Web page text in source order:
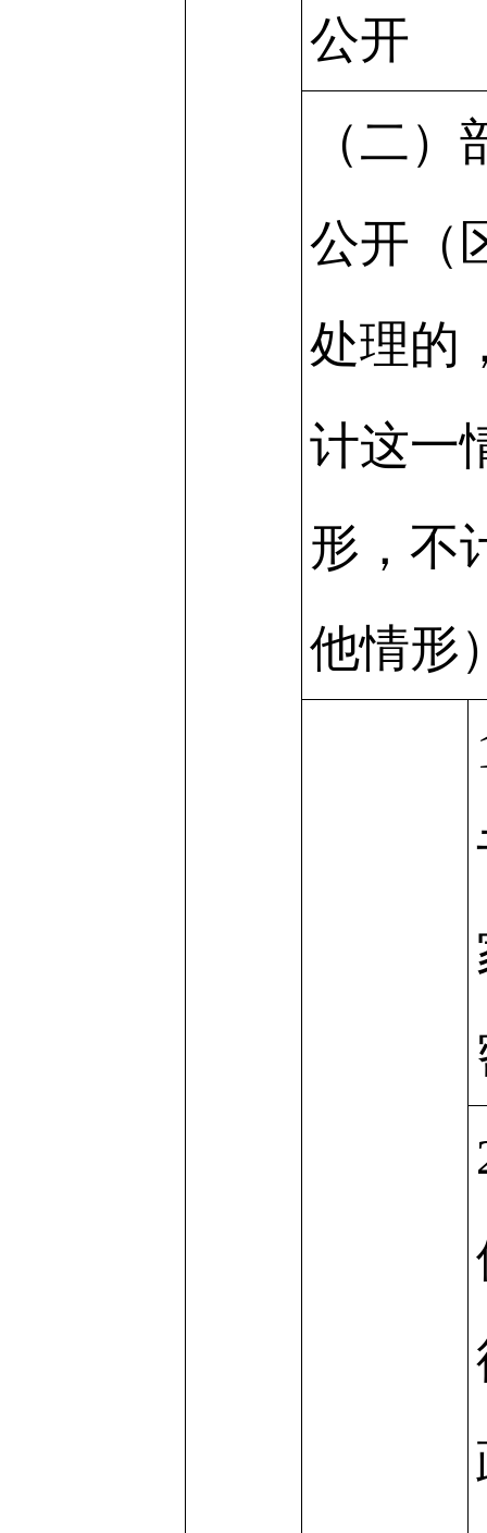
公开
（二）
公开（
处理的
计这一
形，不
他情形